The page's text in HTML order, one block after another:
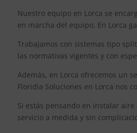
Nuestro equipo en Lorca se
en marcha del equipo. En Lorca
Trabajamos con sistemas tipo
las normativas vigentes y con
Además, en Lorca ofrecemos un
Floridia Soluciones en Lorca nos
Si estás pensando en instalar
servicio a medida y sin